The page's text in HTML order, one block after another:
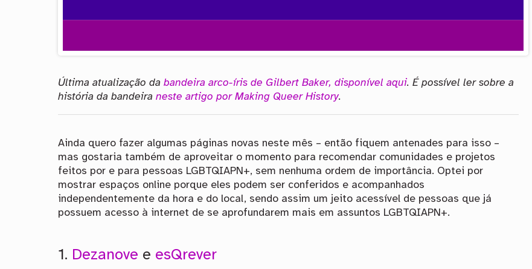
Última atualização dabandeira arco-íris de Gilbert Baker, disponível aqui. É possível ler sobre a
história da bandeiraneste artigo por Making Queer History.
Ainda quero fazer algumas páginas novas neste mês – então fiquem antenades para isso –
mas gostaria também de aproveitar o momento para recomendar comunidades e projetos
feitos por e para pessoas LGBTQIAPN+, sem nenhuma ordem de importância. Optei por
mostrar espaços online porque eles podem ser conferidos e acompanhados
independentemente da hora e do local, sendo assim um jeito acessível de pessoas que já
possuem acesso à internet de se aprofundarem mais em assuntos LGBTQIAPN+.
1. Dezanove e esQrever